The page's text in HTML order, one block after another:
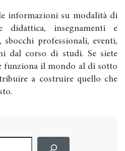
informazioni su modalità di
didattica, insegnamenti e
professionali, eventi,
dal corso di studi. Se siete
funziona il mondo al di sotto
a costruire quello che